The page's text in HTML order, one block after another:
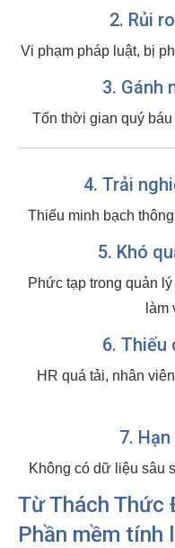
2. Rủi
Vi phạm pháp luật, bị
3. Gánh
Tốn thời gian quý
4. Trải
Thiếu minh bạch
5. Khó
Phức tạp trong quản
làm
6. Thiếu
HR quá tải, nhân
7.
Không có dữ liệu sâu
Từ Thách Thức
Phần mềm tính